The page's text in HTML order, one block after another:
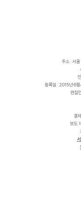
주소 : 서
등록일 : 2015년 6
편집
결
보도